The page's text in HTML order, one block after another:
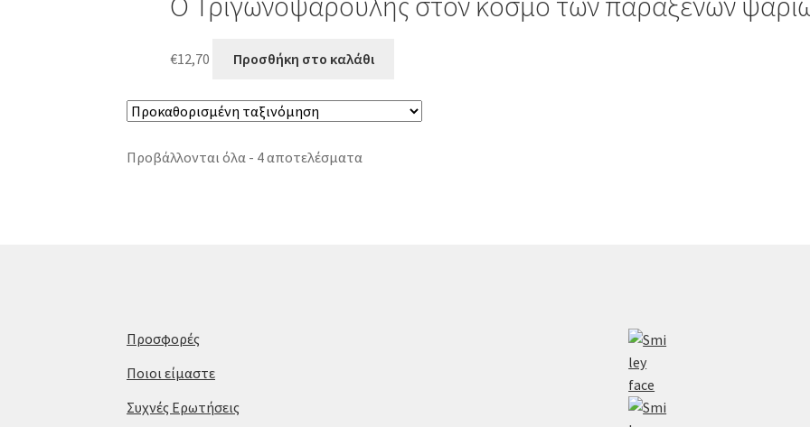
€12,70 Προσθήκη στο καλάθι
Προβάλλονται όλα - 4 αποτελέσματα
Προσφορές
Ποιοι είμαστε
Συχνές Ερωτήσεις